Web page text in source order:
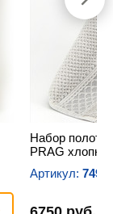
Набор
PRAG
Артикул: